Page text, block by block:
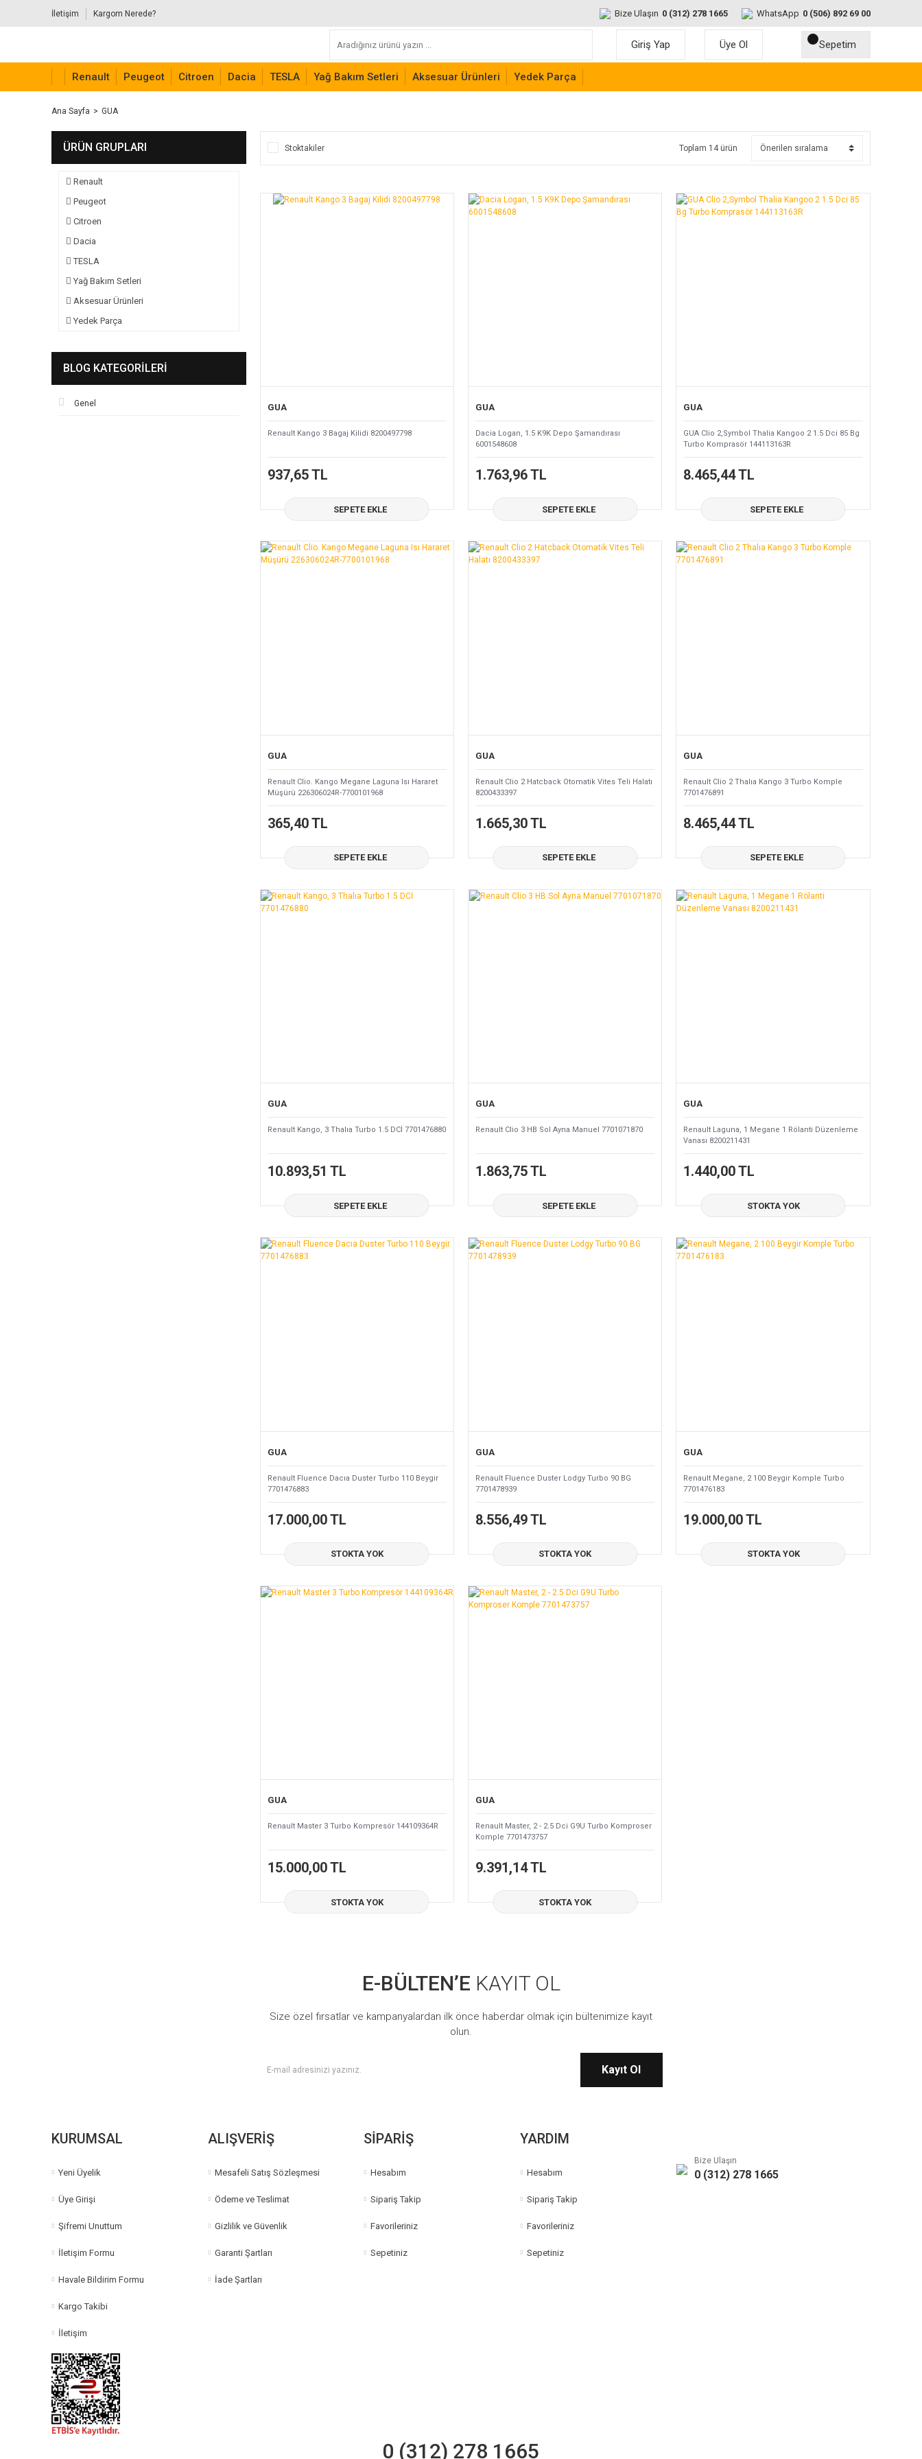
İletişim Kargom Nerede? Bize Ulaşın 0 (312) 278 1665 WhatsApp 0 (506) 892 69 00
Giriş Yap Üye Ol Sepetim
Renault Peugeot Citroen Dacia TESLA Yağ Bakım Setleri Aksesuar Ürünleri Yedek Parça
Ana Sayfa GUA
ÜRÜN GRUPLARI
Renault
Peugeot
Citroen
Dacia
TESLA
Yağ Bakım Setleri
Aksesuar Ürünleri
Yedek Parça
BLOG KATEGORILERI
Genel
Stoktakiler Toplam 14 ürün
GUA
Renault Kango 3 Bagaj Kilidi 8200497798
937,65 TL
SEPETE EKLE
GUA
Dacia Logan, 1.5 K9K Depo Şamandırası
6001548608
1.763,96 TL
SEPETE EKLE
GUA
GUA Clio 2,Symbol Thalia Kangoo 2 1.5 Dci 85 Bg
Turbo Komprasör 144113163R
8.465,44 TL
SEPETE EKLE
GUA
Renault Clio. Kango Megane Laguna Isı Hararet
Müşürü 226306024R-7700101968
365,40 TL
SEPETE EKLE
GUA
Renault Clio 2 Hatcback Otomatik Vites Teli Halatı
8200433397
1.665,30 TL
SEPETE EKLE
GUA
Renault Clio 2 Thalıa Kango 3 Turbo Komple
7701476891
8.465,44 TL
SEPETE EKLE
GUA
Renault Kango, 3 Thalıa Turbo 1.5 DCİ 7701476880
10.893,51 TL
SEPETE EKLE
GUA
Renault Clio 3 HB Sol Ayna Manuel 7701071870
1.863,75 TL
SEPETE EKLE
GUA
Renault Laguna, 1 Megane 1 Rölanti Düzenleme
Vanası 8200211431
1.440,00 TL
STOKTA YOK
GUA
Renault Fluence Dacıa Duster Turbo 110 Beygir
7701476883
17.000,00 TL
STOKTA YOK
GUA
Renault Fluence Duster Lodgy Turbo 90 BG
7701478939
8.556,49 TL
STOKTA YOK
GUA
Renault Megane, 2 100 Beygir Komple Turbo
7701476183
19.000,00 TL
STOKTA YOK
GUA
Renault Master 3 Turbo Kompresör 144109364R
15.000,00 TL
STOKTA YOK
GUA
Renault Master, 2 - 2.5 Dci G9U Turbo Komproser
Komple 7701473757
9.391,14 TL
STOKTA YOK
E-BÜLTEN’E KAYIT OL
Size özel fırsatlar ve kampanyalardan ilk önce haberdar olmak için bültenimize kayıt
olun.
Kayıt Ol
KURUMSAL
Yeni Üyelik
Üye Girişi
Şifremi Unuttum
İletişim Formu
Havale Bildirim Formu
Kargo Takibi
İletişim
ALIŞVERİŞ
Mesafeli Satış Sözleşmesi
Ödeme ve Teslimat
Gizlilik ve Güvenlik
Garanti Şartları
İade Şartları
SİPARİŞ
Hesabım
Sipariş Takip
Favorileriniz
Sepetiniz
YARDIM
Hesabım
Sipariş Takip
Favorileriniz
Sepetiniz
Bize Ulaşın
0 (312) 278 1665
0 (312) 278 1665